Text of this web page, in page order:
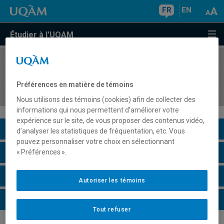
FR EN
Étudier à l'UQAM
COURS//
décision III
Description du cours
Horaire - Été 2026
Horaire - Automne 2026
Horaire - Hiver 2027
Préférences en matière de témoins
Nous utilisons des témoins (cookies) afin de collecter des
informations qui nous permettent d’améliorer votre
expérience sur le site, de vous proposer des contenus vidéo,
d’analyser les statistiques de fréquentation, etc. Vous
pouvez personnaliser votre choix en sélectionnant
« Préférences ».
Tout refuser
Autoriser les témoins